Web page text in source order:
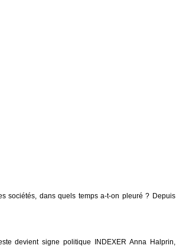
sociétés, dans quels temps a-t-on pleuré ? Depuis
devient signe politique INDEXER Anna Halprin,